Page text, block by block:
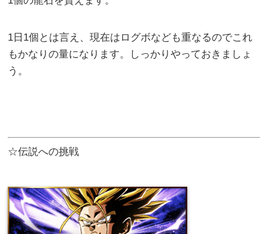
1日1個とは言え、現在はログボなども重なるのでこれ
もかなりの量になります。しっかりやっておきましょ
う。
☆伝説への挑戦